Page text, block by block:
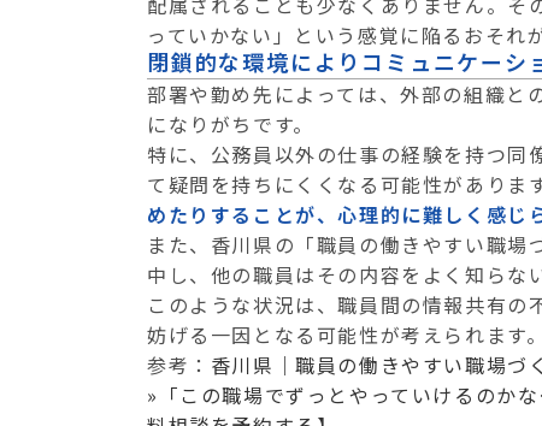
っていかない」という感覚に陥るおそれ
閉鎖的な環境によりコミュニケーシ
部署や勤め先によっては、外部の組織と
になりがちです。
特に、公務員以外の仕事の経験を持つ
て疑問を持ちにくくなる可能性がありま
めたりすることが、心理的に難しく感じ
また、香川県の「職員の働きやすい職
中し、他の職員はその内容をよく知らな
このような状況は、職員間の情報共有
妨げる一因となる可能性が考えられます。
参考： 香川県｜職員の働きやすい職場づ
» 「この職場でずっとやっていけるの